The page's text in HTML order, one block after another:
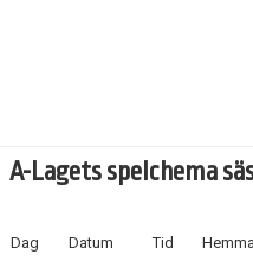
DOKUMENT
A-Lagets spelchema
Dag Datum Tid Hemma